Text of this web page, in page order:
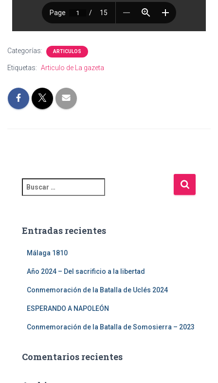
Categorías: ARTICULOS
Etiquetas: Articulo de La gazeta
Entradas recientes
Málaga 1810
Año 2024 – Del sacrificio a la libertad
Conmemoración de la Batalla de Uclés 2024
ESPERANDO A NAPOLEÓN
Conmemoración de la Batalla de Somosierra – 2023
Comentarios recientes